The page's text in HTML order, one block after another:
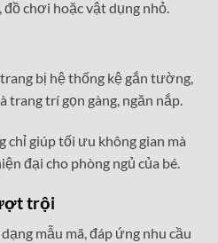
đồ chơi hoặc vật dụng nhỏ.
bị hệ thống kệ gắn tường,
trang trí gọn gàng, ngăn nắp.
chỉ giúp tối ưu không gian mà
đại cho phòng ngủ của bé.
trội
mẫu mã, đáp ứng nhu cầu